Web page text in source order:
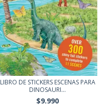
LIBRO DE STICKERS ESCENAS PARA
DINOSAURI...
$9.990